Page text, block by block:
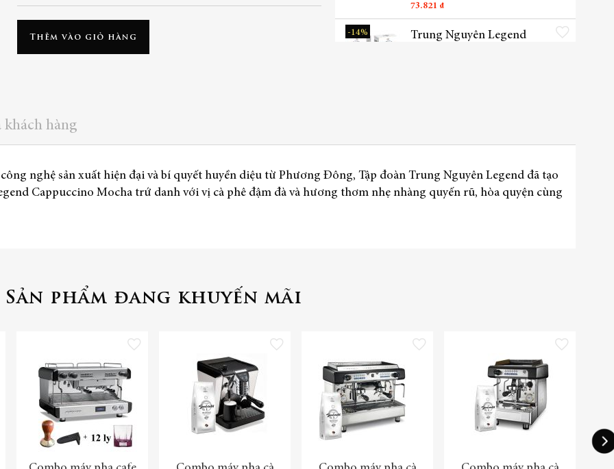
Thêm vào giỏ hàng
73.821 ₫
-14%
Trung Nguyên Legend
Thêm vào danh sách yêu
72.152 ₫
nghệ sản xuất hiện đại và bí quyết huyền diệu từ Phương Đông, Tập đoàn Trung Nguyên Legend đã tạo
Cappuccino Mocha trứ danh với vị cà phê đậm đà và hương thơm nhẹ nhàng quyến rũ, hòa quyện cùng
khách hàng
Sản phẩm đang khuyến mãi
vào danh sách yêu thích Thêm vào danh sách yêu thích Thêm vào danh sách yêu thích Thêm vào danh sách yêu thích Thêm vào danh sách yêu